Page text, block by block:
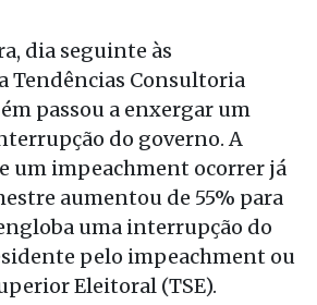
dia seguinte às
Tendências Consultoria
passou a enxergar um
do governo. A
um impeachment ocorrer já
aumentou de 55% para
uma interrupção do
pelo impeachment ou
Eleitoral (TSE).